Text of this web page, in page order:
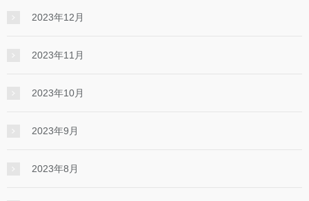
2023年12月
2023年11月
2023年10月
2023年9月
2023年8月